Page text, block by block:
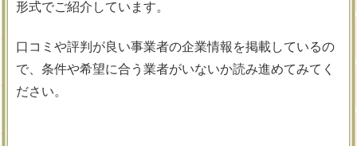
形式でご紹介しています。
口コミや評判が良い事業者の企業情報を掲載しているの
で、条件や希望に合う業者がいないか読み進めてみてく
ださい。